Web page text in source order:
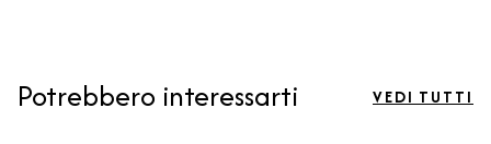
Potrebbero interessarti VEDI TUTTI